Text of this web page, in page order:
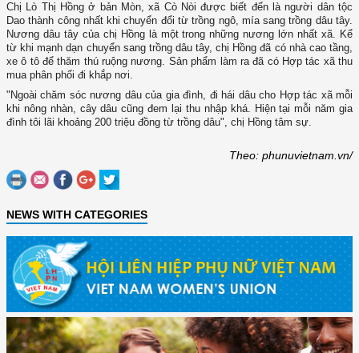
Chị Lò Thị Hồng ở bản Mòn, xã Cò Nòi được biết đến là người dân tộc
Dao thành công nhất khi chuyển đổi từ trồng ngô, mía sang trồng dâu tây.
Nương dâu tây của chị Hồng là một trong những nương lớn nhất xã. Kể
từ khi mạnh dạn chuyển sang trồng dâu tây, chị Hồng đã có nhà cao tầng,
xe ô tô để thăm thú ruộng nương. Sản phẩm làm ra đã có Hợp tác xã thu
mua phân phối đi khắp nơi.
"Ngoài chăm sóc nương dâu của gia đình, đi hái dâu cho Hợp tác xã mỗi
khi nông nhàn, cây dâu cũng đem lại thu nhập khá. Hiện tại mỗi năm gia
đình tôi lãi khoảng 200 triệu đồng từ trồng dâu", chị Hồng tâm sự.
Theo: phunuvietnam.vn/
NEWS WITH CATEGORIES